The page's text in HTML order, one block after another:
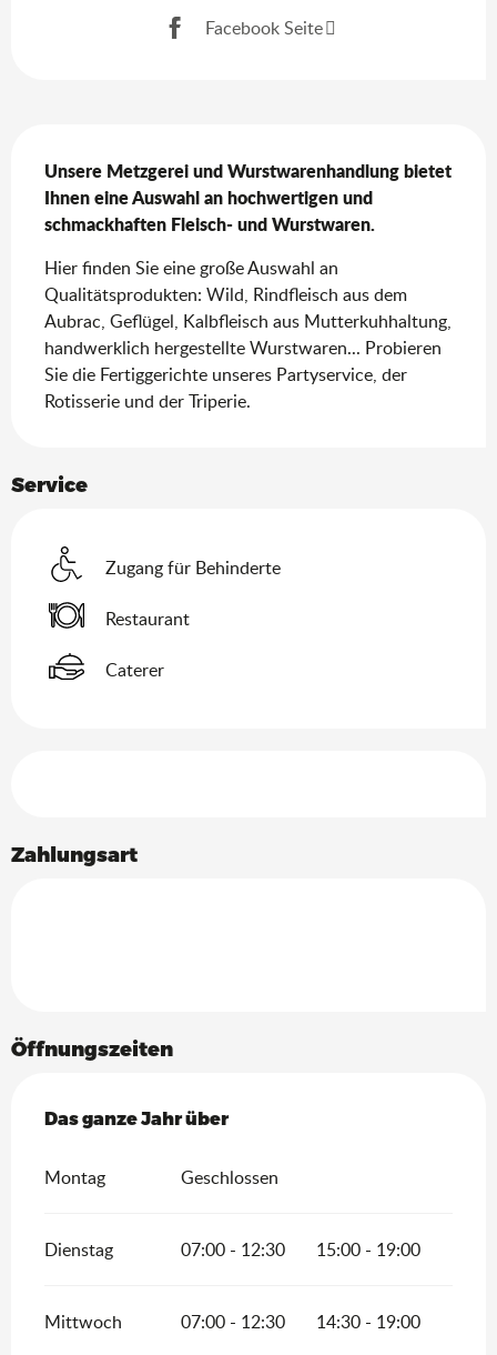
Facebook Seite
Unsere Metzgerei und Wurstwarenhandlung bietet
Ihnen eine Auswahl an hochwertigen und
schmackhaften Fleisch- und Wurstwaren.
Hier finden Sie eine große Auswahl an
Qualitätsprodukten: Wild, Rindfleisch aus dem
Aubrac, Geflügel, Kalbfleisch aus Mutterkuhhaltung,
handwerklich hergestellte Wurstwaren... Probieren
Sie die Fertiggerichte unseres Partyservice, der
Rotisserie und der Triperie.
Service
Zugang für Behinderte
Restaurant
Caterer
Zahlungsart
Öffnungszeiten
Das ganze Jahr über
Das ganze Jahr über
Montag Geschlossen
Dienstag 07:00 - 12:30 15:00 - 19:00
Mittwoch 07:00 - 12:30 14:30 - 19:00